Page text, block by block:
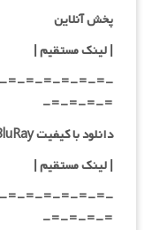
پخش آنلاین
| لینک مستقیم |
=-=-=-=-=-=-
=-=-=-=-
دانلود با کیفیت BluRay ریلیز F2M
| لینک مستقیم |
=-=-=-=-=-=-
=-=-=-=-